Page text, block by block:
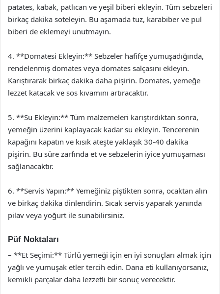
patates, kabak, patlıcan ve yeşil biberi ekleyin. Tüm sebzeleri
birkaç dakika soteleyin. Bu aşamada tuz, karabiber ve pul
biberi de eklemeyi unutmayın.
4. **Domatesi Ekleyin:** Sebzeler hafifçe yumuşadığında,
rendelenmiş domates veya domates salçasını ekleyin.
Karıştırarak birkaç dakika daha pişirin. Domates, yemeğe
lezzet katacak ve sos kıvamını artıracaktır.
5. **Su Ekleyin:** Tüm malzemeleri karıştırdıktan sonra,
yemeğin üzerini kaplayacak kadar su ekleyin. Tencerenin
kapağını kapatın ve kısık ateşte yaklaşık 30-40 dakika
pişirin. Bu süre zarfında et ve sebzelerin iyice yumuşaması
sağlanacaktır.
6. **Servis Yapın:** Yemeğiniz piştikten sonra, ocaktan alın
ve birkaç dakika dinlendirin. Sıcak servis yaparak yanında
pilav veya yoğurt ile sunabilirsiniz.
Püf Noktaları
– **Et Seçimi:** Türlü yemeği için en iyi sonuçları almak için
yağlı ve yumuşak etler tercih edin. Dana eti kullanıyorsanız,
kemikli parçalar daha lezzetli bir sonuç verecektir.